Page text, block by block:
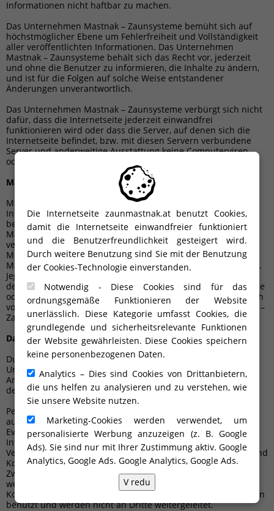
Die Internetseite zaunmastnak.at benutzt Cookies,
damit die Internetseite einwandfreier funktioniert
und die Benutzerfreundlichkeit gesteigert wird.
Durch weitere Benutzung sind Sie mit der Benutzung
der Cookies-Technologie einverstanden.
Notwendig - Diese Cookies sind für das
ordnungsgemäße Funktionieren der Website
unerlässlich. Diese Kategorie umfasst Cookies, die
grundlegende und sicherheitsrelevante Funktionen
der Website gewährleisten. Diese Cookies speichern
keine personenbezogenen Daten.
Analytics – Dies sind Cookies von Drittanbietern,
die uns helfen zu analysieren und zu verstehen, wie
Sie unsere Website nutzen.
Marketing-Cookies werden verwendet, um
personalisierte Werbung anzuzeigen (z. B. Google
Ads). Sie sind nur mit Ihrer Zustimmung aktiv. Google
Analytics, Google Ads. Google Analytics, Google Ads.
V redu
Informationen nicht haftbar zu machen.
Das Unternehmen Mastnak – Zaunsysteme bemüht sich auf
höchstmöglicher Ebene um Fehlerfreiheit und Vollständigkeit
aller veröffentlichten Informationen. Das Unternehmen
Mastnak – Zaunsysteme behält sich das Recht vor, jederzeit
und ohne die Benutzer zu informieren, die Inhalte zu ändern,
und ist für die Folgen auf solche Weise entstandener
Änderungen unverantwortlich.
Das Unternehmen Mastnak – Zaunsysteme verbürgt sich nicht
dafür, dass die Internetseite jederzeit einwandfrei
funktionieren wird oder dass die Server, auf denen sich die
Internetseite befindet, bzw. mit diesen Servern verbundene
Server und anderweitige Ausstattung keine Computerviren
oder andere schädliche Elemente beinhalten.
Marken & Logo
Marken, Logos und Dienstleistungsikonen, die sich auf den
Internetseiten des Unternehmens Mastnak – Zaunsysteme
befinden, sind entweder registrierte oder nichtregistrierte
Marken des Unternehmens oder der mit dem Unternehmen
verbundenen Organisationen bzw. bevollmächtigten
Mitarbeiter, für deren Veröffentlichung das Unternehmen
Mastnak – Zaunsysteme über die Autoreneinwilligung verfügt.
Jegliche Nutzung von Marken, Logos oder Lizenzen, die unter
dem Urheberrecht des Unternehmens Mastnak – Zaunsysteme
oder der Dritten stehen, ist strengstens untersagt. Missbrauch
von Materialien und Inhalten auf den Internetseiten Mastnak –
Zaunsysteme ist strengstens untersagt und strafbar.
Datenschutz
Durch Entgegennahme der Bedingungen geben Sie dem
Unternehmen Mastnak – Zaunsysteme Ihr Einverständnis zur
Analyse von unpersönlichen Daten hinsichtlich der Nutzung
der Internetseite.
Persönliche Daten werden zu Zwecken der Evidenz von
ausgefüllten Formularen auf unserer Internetseite und zur
Evidenz von Abrufbarkeit bestimmter Inhalte auf unserer
Internetseite benutzt. Die Benutzer übernehmen volle
Verantwortung für die Glaubwürdigkeit persönlicher Daten und
Kontaktinformationen. Kontaktinformationen werden zu
Zwecken der Kontaktherstellung mit dem Besucher benutzt,
wenn dies notwendig ist. Persönliche Daten und
Kontaktinformationen werden nicht zu anderweitigen Zwecken
benutzt und werden nicht an Dritte weitergeleitet.